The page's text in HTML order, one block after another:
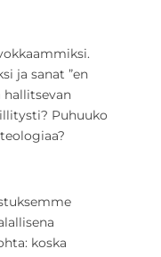
ja sanat ”en
hallitsevan
Puhuuko
koska